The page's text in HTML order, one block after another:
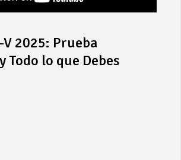
V 2025: Prueba
Todo lo que Debes